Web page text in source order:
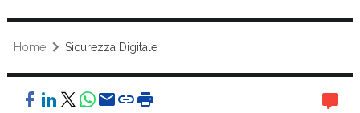
Home Sicurezza Digitale